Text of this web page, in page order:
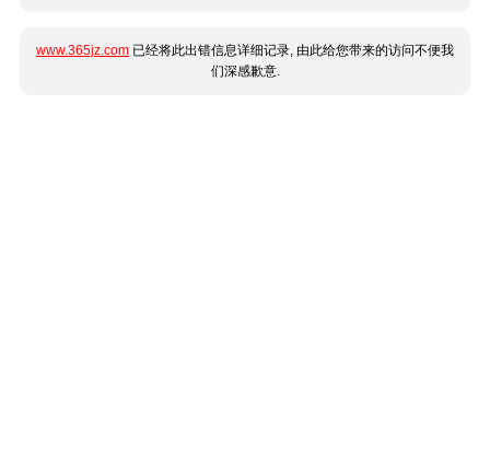
www.365jz.com 已经将此出错信息详细记录, 由此给您带来的访问不便我
们深感歉意.